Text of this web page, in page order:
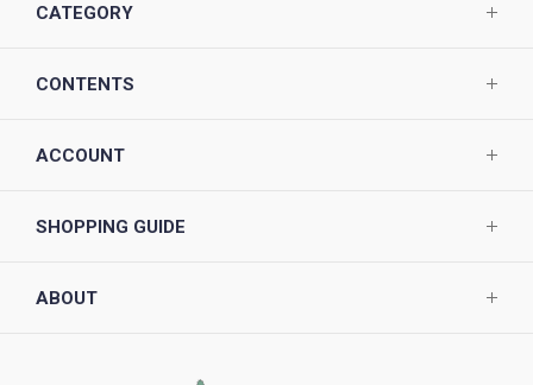
CATEGORY
CONTENTS
ACCOUNT
SHOPPING GUIDE
ABOUT